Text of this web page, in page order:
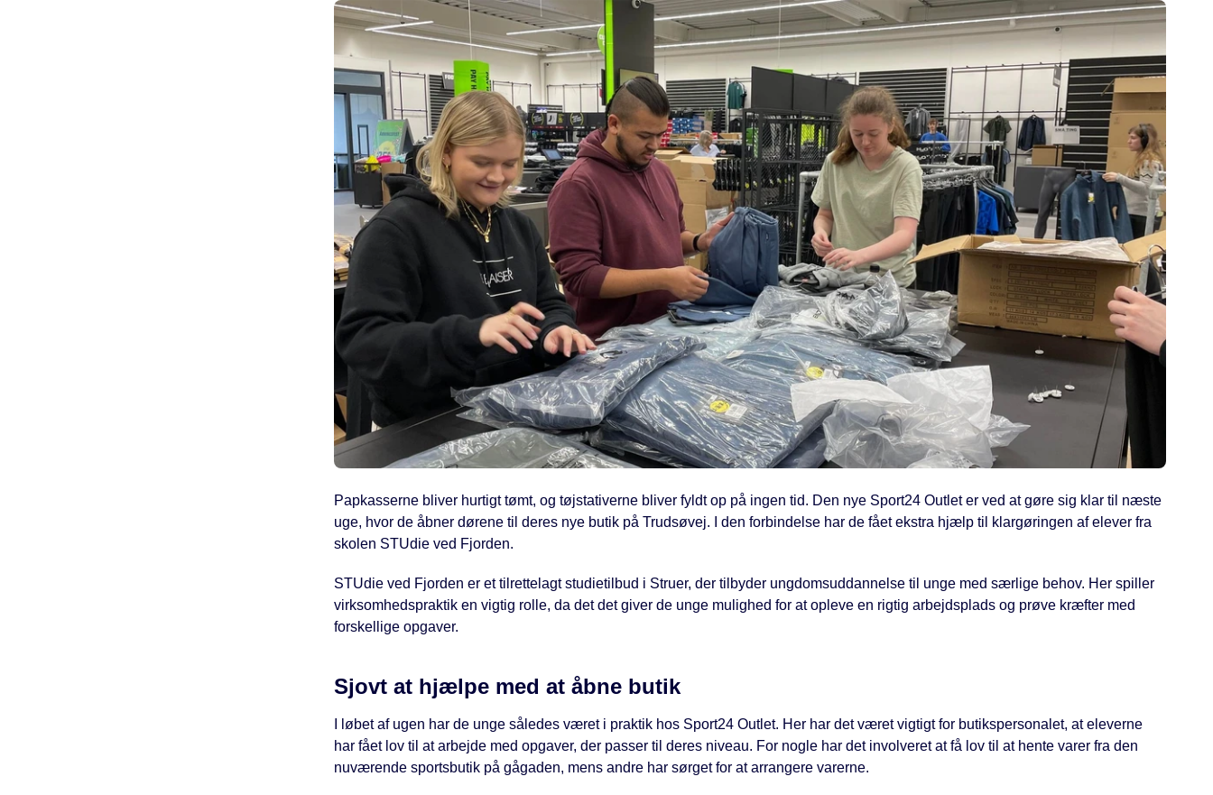
Papkasserne bliver hurtigt tømt, og tøjstativerne bliver fyldt op på ingen tid. Den nye Sport24 Outlet er ved at gøre sig klar til næste
uge, hvor de åbner dørene til deres nye butik på Trudsøvej. I den forbindelse har de fået ekstra hjælp til klargøringen af elever fra
skolen STUdie ved Fjorden.
STUdie ved Fjorden er et tilrettelagt studietilbud i Struer, der tilbyder ungdomsuddannelse til unge med særlige behov. Her spiller
virksomhedspraktik en vigtig rolle, da det det giver de unge mulighed for at opleve en rigtig arbejdsplads og prøve kræfter med
forskellige opgaver.
Sjovt at hjælpe med at åbne butik
I løbet af ugen har de unge således været i praktik hos Sport24 Outlet. Her har det været vigtigt for butikspersonalet, at eleverne
har fået lov til at arbejde med opgaver, der passer til deres niveau. For nogle har det involveret at få lov til at hente varer fra den
nuværende sportsbutik på gågaden, mens andre har sørget for at arrangere varerne.